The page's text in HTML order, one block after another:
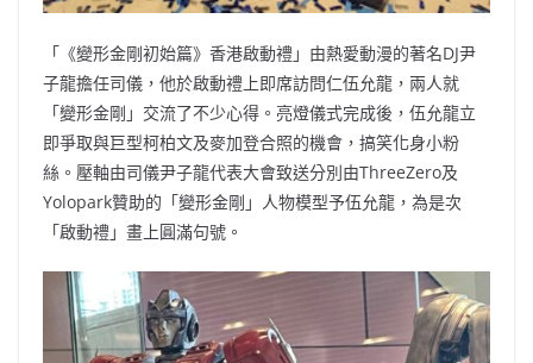
「《變形金剛初始篇》香港啟動禮」由熱愛動漫的著名DJ尹
子龍擔任司儀，他於啟動禮上即席訪問仁伍允龍，兩人就
「變形金剛」交流了不少心得。亮燈儀式完成後，伍允龍立
即爭取與巨型柯柏文及麥加登合照的機會，搞笑化身小粉
絲。壓軸由司儀尹子龍代表大會致送分別由ThreeZero及
Yolopark贊助的「變形金剛」人物模型予伍允龍，為是次
「啟動禮」畫上圓滿句號。